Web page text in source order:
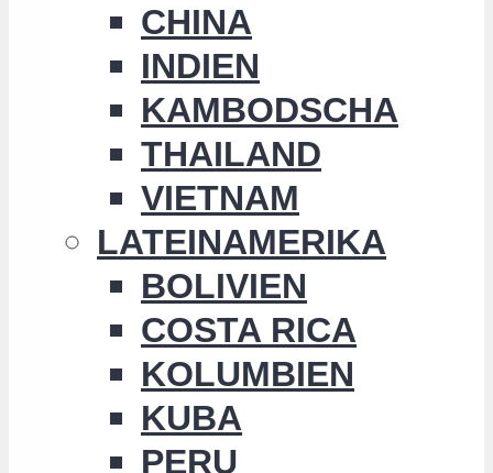
CHINA
INDIEN
KAMBODSCHA
THAILAND
VIETNAM
LATEINAMERIKA
BOLIVIEN
COSTA RICA
KOLUMBIEN
KUBA
PERU